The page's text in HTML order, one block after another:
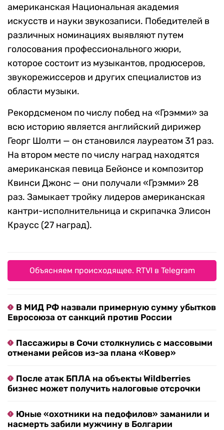
американская Национальная академия
искусств и науки звукозаписи. Победителей в
различных номинациях выявляют путем
голосования профессионального жюри,
которое состоит из музыкантов, продюсеров,
звукорежиссеров и других специалистов из
области музыки.
Рекордсменом по числу побед на «Грэмми» за
всю историю является английский дирижер
Георг Шолти — он становился лауреатом 31 раз.
На втором месте по числу наград находятся
американская певица Бейонсе и композитор
Квинси Джонс — они получали «Грэмми» 28
раз. Замыкает тройку лидеров американская
кантри-исполнительница и скрипачка Элисон
Краусс (27 наград).
Объясняем происходящее. RTVI в Telegram
В МИД РФ назвали примерную сумму убытков
Евросоюза от санкций против России
Пассажиры в Сочи столкнулись с массовыми
отменами рейсов из-за плана «Ковер»
После атак БПЛА на объекты Wildberries
бизнес может получить налоговые отсрочки
Юные «охотники на педофилов» заманили и
насмерть забили мужчину в Болгарии